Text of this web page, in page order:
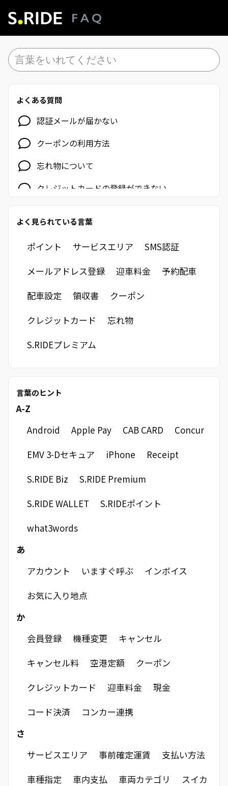
よくある質問
認証メールが届かない
クーポンの利用方法
忘れ物について
クレジットカードの登録ができない
S.RIDEの各サービスについて
クーポンに関するよくあるご質問
よく見られている言葉
ポイント サービスエリア
SMS認証
メールアドレス登録
迎車料金
予約配車
配車設定
領収書
クーポン
クレジットカード
忘れ物
S.RIDEプレミアム
言葉のヒント
A-Z
Android
Apple Pay CAB CARD
Concur
EMV 3-Dセキュア
iPhone
Receipt
S.RIDE Biz
S.RIDE Premium
S.RIDE WALLET
S.RIDEポイント
what3words
あ
アカウント
いますぐ呼ぶ
インボイス
お気に入り地点
か
会員登録
機種変更
キャンセル
キャンセル料
空港定額
クーポン
クレジットカード
迎車料金
現金
コード決済
コンカー連携
さ
サービスエリア
事前確定運賃
支払い方法
車種指定
車内支払 車両カテゴリ
スイカ